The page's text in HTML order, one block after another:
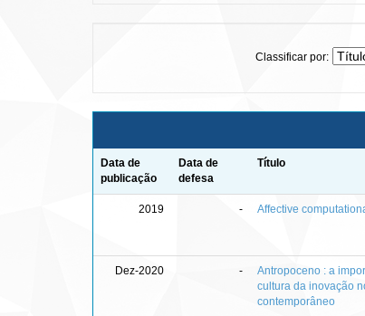
Classificar por:
Data de
publicação
Data de
defesa
Título
2019 - Affective
Dez-2020 -
Antropoceno : a
cultura da inovação
contemporâneo